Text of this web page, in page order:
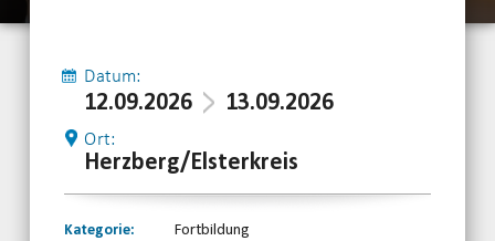
Datum:
12.09.2026 13.09.2026
Ort:
Herzberg/Elsterkreis
Kategorie:
Fortbildung